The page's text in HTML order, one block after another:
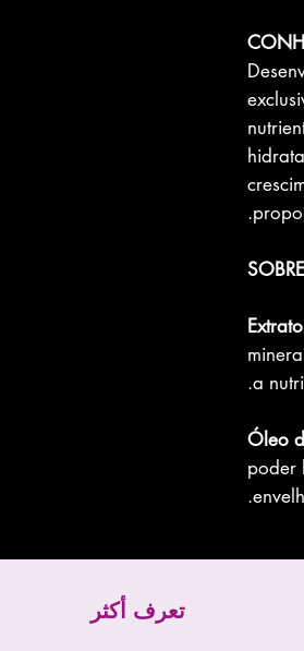
a
Óleo
poder
تعرف أكثر